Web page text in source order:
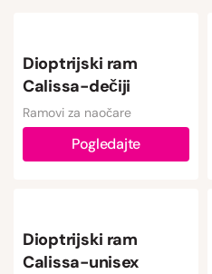
Dioptrijski ram
Calissa-dečiji
Ramovi za naočare
Pogledajte
Dioptrijski ram
Calissa-unisex